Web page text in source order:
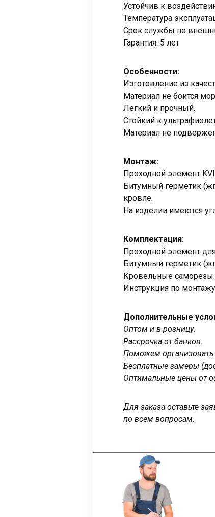
Устойчив к
Температура
Срок службы по
Гарантия: 5 лет
Особенности:
Изготовление из
Материал не боится
Легкий и прочный.
Стойкий к
Материал не
Монтаж:
Проходной элемент
Битумный герметик
кровле.
На изделии имеются
Комплектация:
Проходной элемент
Битумный герметик
Кровельные саморезы.
Инструкция по
Дополнительные
Оптом и в розницу.
Рассрочка от банков.
Поможем организовать
Бесплатные замеры
Оптимальные цены от
Для заказа оставьте
по всем вопросам.